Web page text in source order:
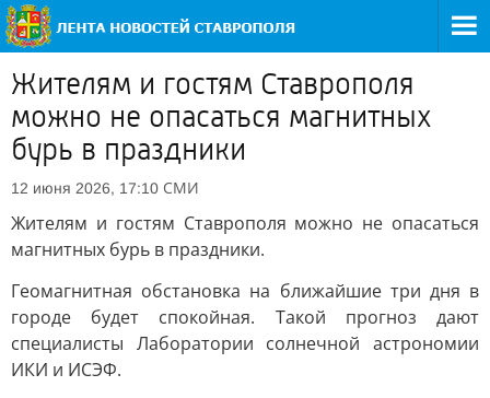
Жителям и гостям Ставрополя
можно не опасаться магнитных
бурь в праздники
12 июня 2026, 17:10 СМИ
Жителям и гостям Ставрополя можно не опасаться
магнитных бурь в праздники.
Геомагнитная обстановка на ближайшие три дня в
городе будет спокойная. Такой прогноз дают
специалисты Лаборатории солнечной астрономии
ИКИ и ИСЭФ.